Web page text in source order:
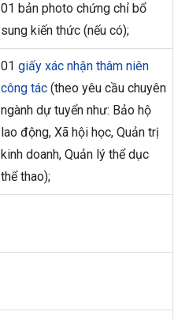
01 bản photo chứng chỉ bổ
sung kiến thức (nếu có);
01 giấy xác nhận thâm niên
công tác (theo yêu cầu chuyên
ngành dự tuyển như: Bảo hộ
lao động, Xã hội học, Quản trị
kinh doanh, Quản lý thể dục
thể thao);